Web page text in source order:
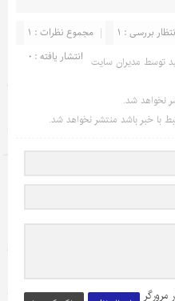
مجموع نظرات : 1
بررسی : 1
انتشار یافته : 0 توسط مدیران سایت
نخواهد شد.
با خبر باشد منتشر نخواهد شد.